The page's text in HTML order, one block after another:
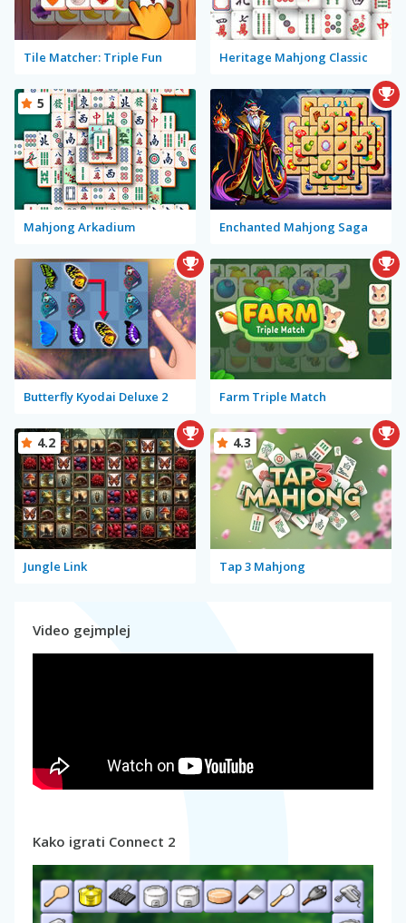
Tile Matcher: Triple Fun Heritage Mahjong Classic
Mahjong Arkadium
5
Enchanted Mahjong Saga
Butterfly Kyodai Deluxe 2 Farm Triple Match
Jungle Link
4.2
Tap 3 Mahjong
4.3
Video gejmplej
Kako igrati Connect 2